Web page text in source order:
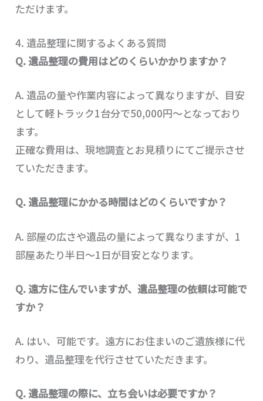
ただけます。
4. 遺品整理に関するよくある質問
Q. 遺品整理の費用はどのくらいかかりますか？
A. 遺品の量や作業内容によって異なりますが、目安
として軽トラック1台分で50,000円～となっており
ます。
正確な費用は、現地調査とお見積りにてご提示させ
ていただきます。
Q. 遺品整理にかかる時間はどのくらいですか？
A. 部屋の広さや遺品の量によって異なりますが、1
部屋あたり半日～1日が目安となります。
Q. 遠方に住んでいますが、遺品整理の依頼は可能で
すか？
A. はい、可能です。遠方にお住まいのご遺族様に代
わり、遺品整理を代行させていただきます。
Q. 遺品整理の際に、立ち会いは必要ですか？